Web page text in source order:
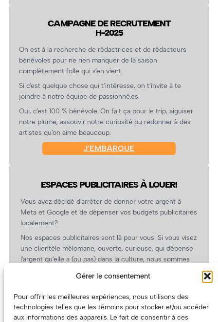
Gérer le consentement
Pour offrir les meilleures expériences, nous utilisons des
technologies telles que les témoins pour stocker et/ou accéder
aux informations des appareils. Le fait de consentir à ces
CAMPAGNE DE RECRUTEMENT
H-2025
On est à la recherche de rédactrices et de rédacteurs
bénévoles pour ne rien manquer de la saison
complètement folle qui s’en vient.
Si c’est quelque chose qui t’intéresse, on t’invite à te
joindre à notre équipe de passionné.es.
Oui, c’est 100 % bénévole. On fait ça pour le trip, aiguiser
notre plume, assouvir notre curiosité ou redonner à des
artistes qu’on aime beaucoup.
J’EMBARQUE
ESPACES PUBLICITAIRES À LOUER!
Vous avez décidé d’arrêter de donner votre argent à
Meta et Google et de dépenser vos budgets publicitaires
localement?
Nos espaces publicitaires sont là pour vous! Si vous visez
une clientèle mélomane, ouverte, curieuse, qui dépense
l’argent qu’elle a (ou pas) dans la culture, nous sommes
revient.
(Oui, on va avoir des tarifs spéciaux pour vous, les